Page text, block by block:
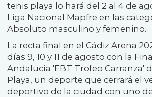
tenis playa lo hará del 2 al 4 de
Liga Nacional Mapfre en las
Absoluto masculino y femenino.
La recta final en el Cádiz Arena
días 9, 10 y 11 de agosto con la
Andalucía 'EBT Trofeo Carranza'
Playa, un deporte que cerrará el
deportivo de la ciudad con uno